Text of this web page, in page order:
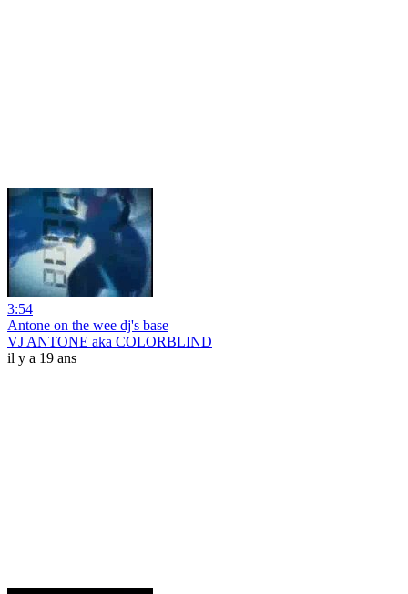
3:54
Antone on the wee dj's base
VJ ANTONE aka COLORBLIND
il y a 19 ans